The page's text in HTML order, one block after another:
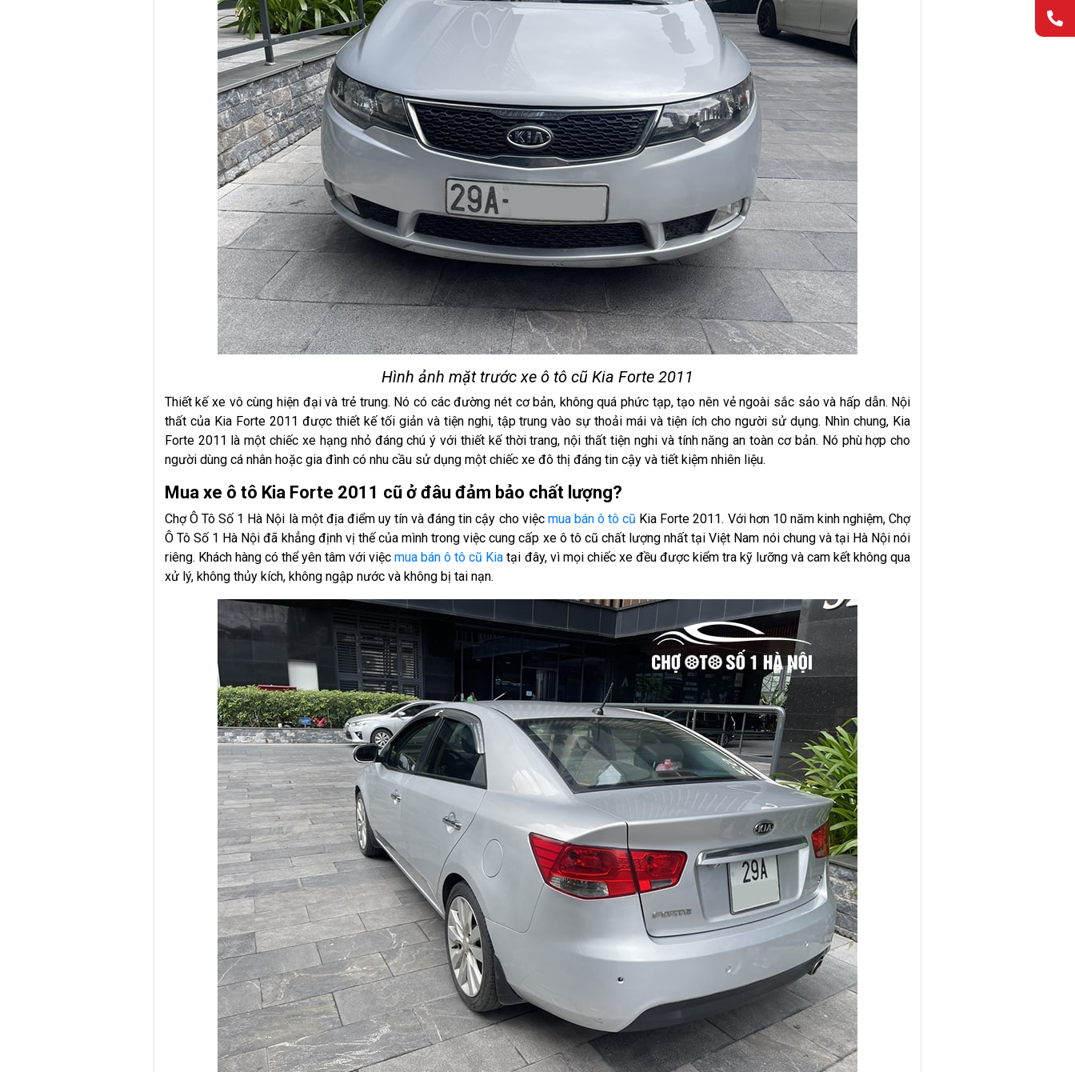
Hình ảnh mặt trước xe ô tô cũ Kia Forte 2011
Thiết kế xe vô cùng hiện đại và trẻ trung. Nó có các đường nét cơ bản, không quá phức tạp, tạo nên vẻ ngoài sắc sảo và hấp dẫn. Nội
thất của Kia Forte 2011 được thiết kế tối giản và tiện nghi, tập trung vào sự thoải mái và tiện ích cho người sử dụng. Nhìn chung, Kia
Forte 2011 là một chiếc xe hạng nhỏ đáng chú ý với thiết kế thời trang, nội thất tiện nghi và tính năng an toàn cơ bản. Nó phù hợp cho
người dùng cá nhân hoặc gia đình có nhu cầu sử dụng một chiếc xe đô thị đáng tin cậy và tiết kiệm nhiên liệu.
Mua xe ô tô Kia Forte 2011 cũ ở đâu đảm bảo chất lượng?
Chợ Ô Tô Số 1 Hà Nội là một địa điểm uy tín và đáng tin cậy cho việc mua bán ô tô cũ Kia Forte 2011. Với hơn 10 năm kinh nghiệm, Chợ
Ô Tô Số 1 Hà Nội đã khẳng định vị thế của mình trong việc cung cấp xe ô tô cũ chất lượng nhất tại Việt Nam nói chung và tại Hà Nội nói
riêng. Khách hàng có thể yên tâm với việcmua bán ô tô cũ Kia tại đây, vì mọi chiếc xe đều được kiểm tra kỹ lưỡng và cam kết không qua
xử lý, không thủy kích, không ngập nước và không bị tai nạn.